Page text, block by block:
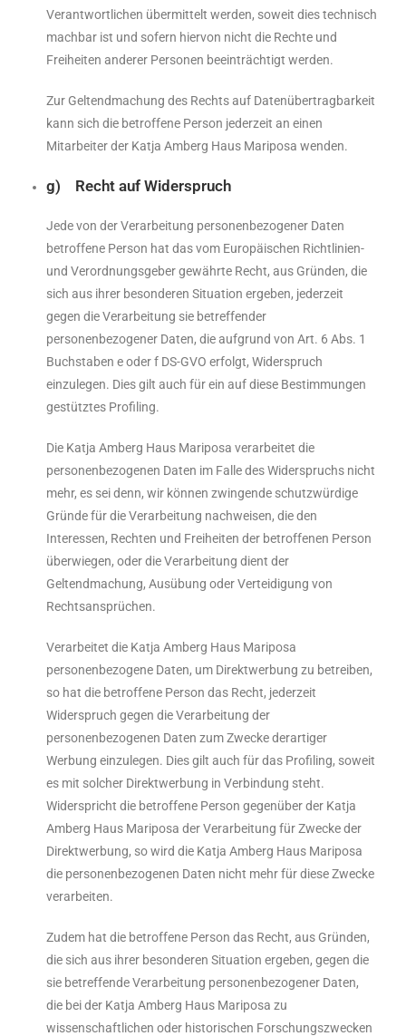
Verantwortlichen übermittelt werden, soweit dies technisch
machbar ist und sofern hiervon nicht die Rechte und
Freiheiten anderer Personen beeinträchtigt werden.
Zur Geltendmachung des Rechts auf Datenübertragbarkeit
kann sich die betroffene Person jederzeit an einen
Mitarbeiter der Katja Amberg Haus Mariposa wenden.
g) Recht auf Widerspruch
Jede von der Verarbeitung personenbezogener Daten
betroffene Person hat das vom Europäischen Richtlinien-
und Verordnungsgeber gewährte Recht, aus Gründen, die
sich aus ihrer besonderen Situation ergeben, jederzeit
gegen die Verarbeitung sie betreffender
personenbezogener Daten, die aufgrund von Art. 6 Abs. 1
Buchstaben e oder f DS-GVO erfolgt, Widerspruch
einzulegen. Dies gilt auch für ein auf diese Bestimmungen
gestütztes Profiling.
Die Katja Amberg Haus Mariposa verarbeitet die
personenbezogenen Daten im Falle des Widerspruchs nicht
mehr, es sei denn, wir können zwingende schutzwürdige
Gründe für die Verarbeitung nachweisen, die den
Interessen, Rechten und Freiheiten der betroffenen Person
überwiegen, oder die Verarbeitung dient der
Geltendmachung, Ausübung oder Verteidigung von
Rechtsansprüchen.
Verarbeitet die Katja Amberg Haus Mariposa
personenbezogene Daten, um Direktwerbung zu betreiben,
so hat die betroffene Person das Recht, jederzeit
Widerspruch gegen die Verarbeitung der
personenbezogenen Daten zum Zwecke derartiger
Werbung einzulegen. Dies gilt auch für das Profiling, soweit
es mit solcher Direktwerbung in Verbindung steht.
Widerspricht die betroffene Person gegenüber der Katja
Amberg Haus Mariposa der Verarbeitung für Zwecke der
Direktwerbung, so wird die Katja Amberg Haus Mariposa
die personenbezogenen Daten nicht mehr für diese Zwecke
verarbeiten.
Zudem hat die betroffene Person das Recht, aus Gründen,
die sich aus ihrer besonderen Situation ergeben, gegen die
sie betreffende Verarbeitung personenbezogener Daten,
die bei der Katja Amberg Haus Mariposa zu
wissenschaftlichen oder historischen Forschungszwecken